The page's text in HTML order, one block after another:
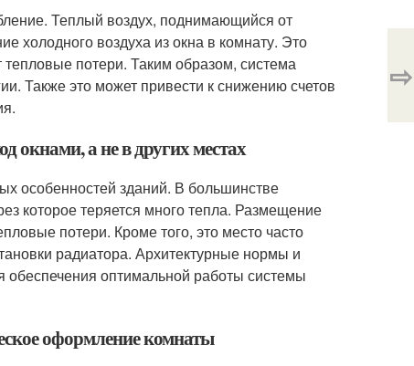
Теплый воздух, поднимающийся от
холодного воздуха из окна в комнату. Это
потери. Таким образом, система
Также это может привести к снижению счетов
окнами, а не в других местах
особенностей зданий. В большинстве
которое теряется много тепла. Размещение
потери. Кроме того, это место часто
радиатора. Архитектурные нормы и
оптимальной работы системы
оформление комнаты
⇨